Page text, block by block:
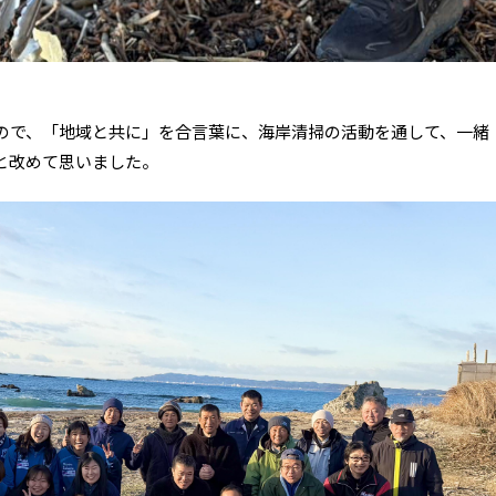
、「地域と共に」を合言葉に、海岸清掃の活動を通して、一緒
めて思いました。